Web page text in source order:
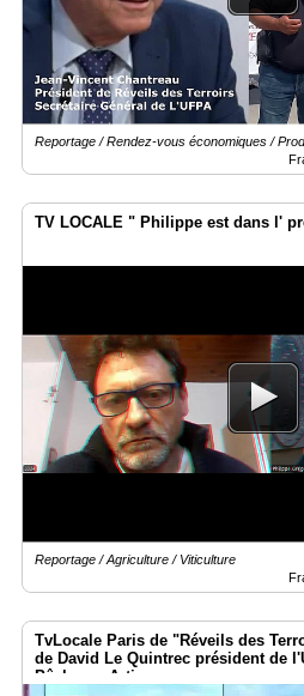
Reportage / Rendez-vous économiques /
TV LOCALE " Philippe est dans l'
Reportage / Agriculture / Viticulture
TvLocale Paris de "Réveils des
de David Le Quintrec président de
Pêcheurs Artisans